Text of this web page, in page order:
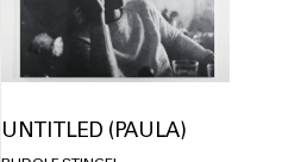
UNTITLED (PAULA)